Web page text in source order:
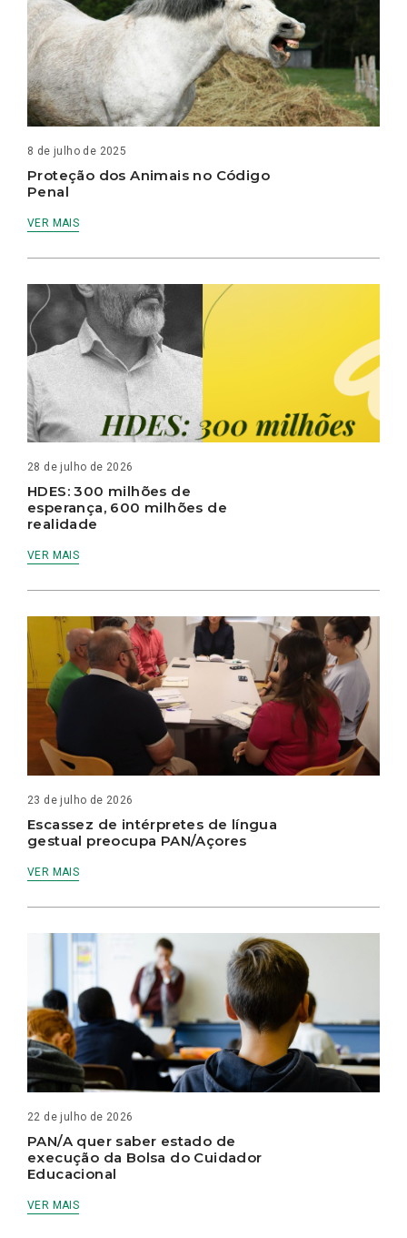
8 de julho de 2025
Proteção dos Animais no Código
Penal
VER MAIS
28 de julho de 2026
HDES: 300 milhões de
esperança, 600 milhões de
realidade
VER MAIS
23 de julho de 2026
Escassez de intérpretes de língua
gestual preocupa PAN/Açores
VER MAIS
22 de julho de 2026
PAN/A quer saber estado de
execução da Bolsa do Cuidador
Educacional
VER MAIS